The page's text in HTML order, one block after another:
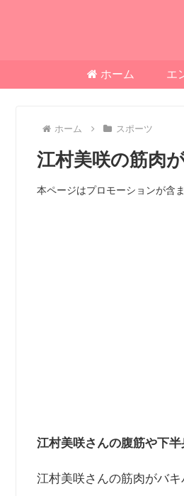
ホーム エ
ホーム スポーツ
江村美咲の筋肉
本ページはプロモーションが含
江村美咲さんの腹筋や下
江村美咲さんの筋肉がバキ